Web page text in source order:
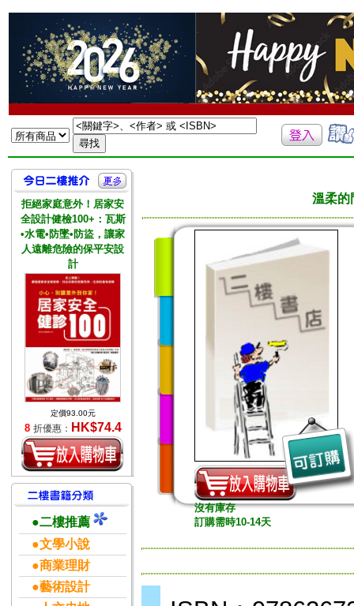
拒絕家庭意外！居家安
全設計健檢100+：瓦斯
•水電•防墜•防盜，讓家
人遠離危險的保平安設
計
定價93.00元
8 折優惠： HK$74.4
●二樓推薦
●文學小說
●商業理財
●藝術設計
溫柔的
沒有庫存
訂購需時10-14天